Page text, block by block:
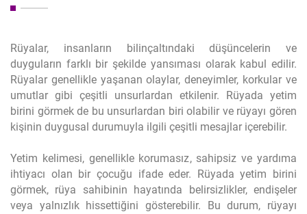
Rüyalar, insanların bilinçaltındaki düşüncelerin ve
duyguların farklı bir şekilde yansıması olarak kabul edilir.
Rüyalar genellikle yaşanan olaylar, deneyimler, korkular ve
umutlar gibi çeşitli unsurlardan etkilenir. Rüyada yetim
birini görmek de bu unsurlardan biri olabilir ve rüyayı gören
kişinin duygusal durumuyla ilgili çeşitli mesajlar içerebilir.
Yetim kelimesi, genellikle korumasız, sahipsiz ve yardıma
ihtiyacı olan bir çocuğu ifade eder. Rüyada yetim birini
görmek, rüya sahibinin hayatında belirsizlikler, endişeler
veya yalnızlık hissettiğini gösterebilir. Bu durum, rüyayı